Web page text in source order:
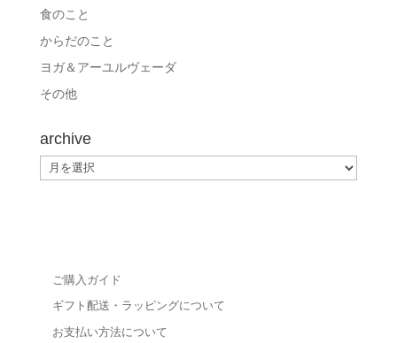
食のこと
からだのこと
ヨガ＆アーユルヴェーダ
その他
archive
archive
ご購入ガイド
ギフト配送・ラッピングについて
お支払い方法について